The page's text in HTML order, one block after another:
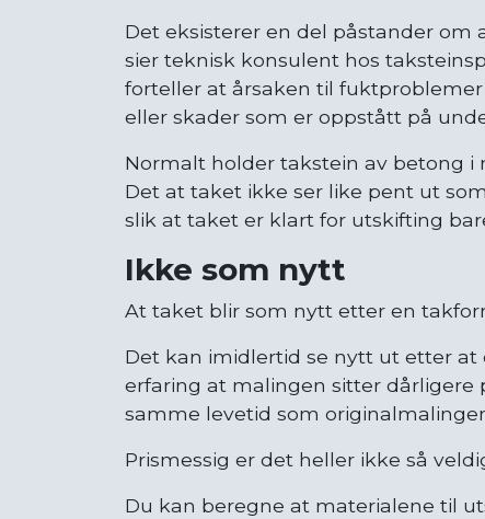
Det eksisterer en del påstander om
sier teknisk konsulent hos
forteller at årsaken til
eller skader som er oppstått på
Normalt holder takstein av betong i
Det at taket ikke ser like pent ut
slik at taket er klart for utskifting
Ikke som nytt
At taket blir som nytt etter en
Det kan imidlertid se nytt ut etter at
erfaring at malingen sitter
samme levetid som
Prismessig er det heller ikke så
Du kan beregne at materialene til